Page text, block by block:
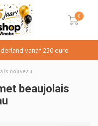
0
vanaf 250 euro
nouveau
beaujolais